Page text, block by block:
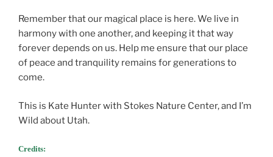
Remember that our magical place is here. We live in
harmony with one another, and keeping it that way
forever depends on us. Help me ensure that our place
of peace and tranquility remains for generations to
come.
This is Kate Hunter with Stokes Nature Center, and I’m
Wild about Utah.
Credits: